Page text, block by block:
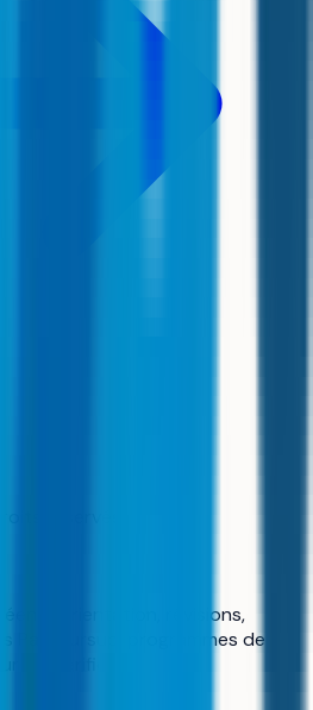
réservés
: orientation, révisions,
Parcoursup, programmes de
vérifiées.